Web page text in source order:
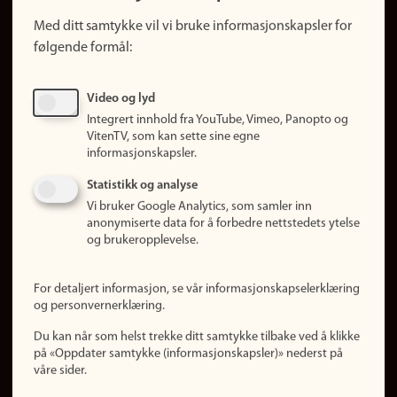
Finn studier
Ledige stillinger
Om nettstedet
Informasjonskapsler
Personvern
Logg inn
Med ditt samtykke vil vi bruke informasjonskapsler for
følgende formål:
Video og lyd
Integrert innhold fra YouTube, Vimeo, Panopto og
VitenTV, som kan sette sine egne
informasjonskapsler.
Statistikk og analyse
Vi bruker Google Analytics, som samler inn
anonymiserte data for å forbedre nettstedets ytelse
og brukeropplevelse.
For detaljert informasjon, se vår informasjonskapselerklæring
og personvernerklæring.
Du kan når som helst trekke ditt samtykke tilbake ved å klikke
på «Oppdater samtykke (informasjonskapsler)» nederst på
våre sider.